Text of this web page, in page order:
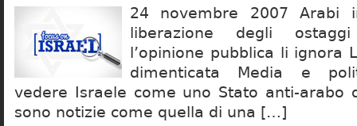
24 novembre 2007 Arabi
liberazione degli
l’opinione pubblica li ignora
dimenticata Media e
vedere Israele come uno Stato anti-arabo
sono notizie come quella di una […]